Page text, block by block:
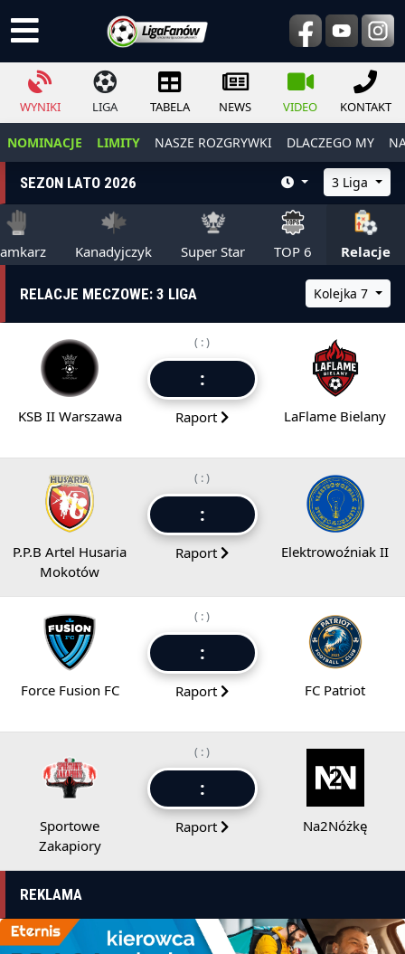
WYNIKI LIGA TABELA NEWS VIDEO KONTAKT
NOMINACJE LIMITY NASZE ROZGRYWKI DLACZEGO MY
SEZON LATO 2026 3 Liga
Kanadyjczyk Super Star TOP 6 Relacje
RELACJE MECZOWE: 3 LIGA Kolejka 7
KSB II Warszawa
( : )
:
Raport LaFlame Bielany
P.P.B Artel Husaria
Mokotów
( : )
:
Raport Elektrowoźniak II
Force Fusion FC
( : )
:
Raport FC Patriot
Sportowe
Zakapiory
( : )
:
Raport Na2Nóżkę
REKLAMA